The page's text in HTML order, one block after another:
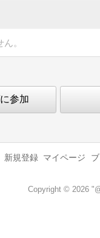
。
参加
新規登録 マイページ
Copyright © 2026